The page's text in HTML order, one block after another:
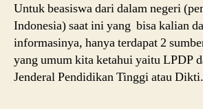
Untuk beasiswa dari dalam negeri
Indonesia) saat ini yang bisa kalian
informasinya, hanya terdapat 2
yang umum kita ketahui yaitu LPDP
Jenderal Pendidikan Tinggi atau Dikti.